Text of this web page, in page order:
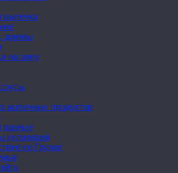
выпечка
джемы
на зиму
молочных продуктов
разные
кулинария
по Грузии